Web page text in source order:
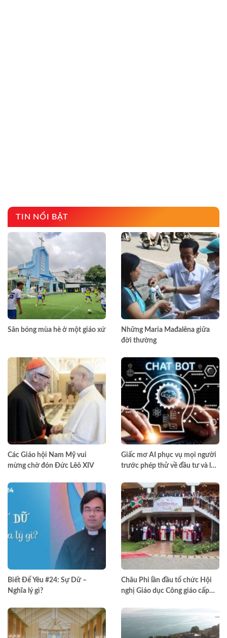
TIN NỔI BẬT
Sân bóng mùa hè ở một giáo xứ
Những Maria Mađalêna giữa
đời thường
Các Giáo hội Nam Mỹ vui
mừng chờ đón Đức Lêô XIV
Giấc mơ AI phục vụ mọi người
trước phép thử về đầu tư và lợi
Biết Để Yêu #24: Sự Dữ –
Nghĩa lý gì?
Châu Phi lần đầu tổ chức Hội
nghị Giáo dục Công giáo cấp